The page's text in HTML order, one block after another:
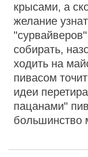
крысами, а
желание
собирать,
ходить на
пивасом
идеи
пацанами"
большинство